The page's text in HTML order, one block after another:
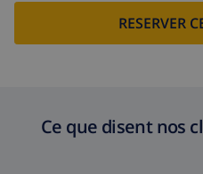
RESERVER
Ce que disent nos